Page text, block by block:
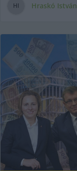
HI Hraskó István